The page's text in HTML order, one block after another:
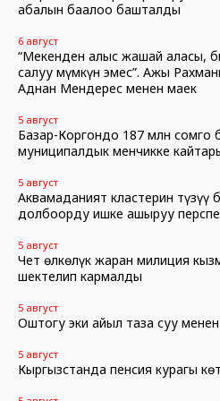
абалын баалоо башталды
6 август
“Мекенден алыс жашай аласың,
салуу мүмкүн эмес”. Ажы
Аднан Мендерес менен маек
5 август
Базар-Коргондо 187 млн сомго
муниципалдык менчикке
5 август
Аквамаданият кластерин түзүү
долбоорду ишке ашыруу
5 август
Чет өлкөлүк жаран милиция
шектелип кармалды
5 август
Оштогу эки айыл таза суу
5 август
Кыргызстанда пенсия курагы